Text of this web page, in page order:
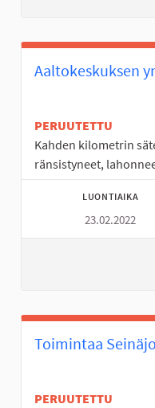
Aaltokeskuksen
PERUUTETTU
Kahden kilometrin
ränsistyneet,
LUONTIAIKA
23.02.2022
Toimintaa
PERUUTETTU